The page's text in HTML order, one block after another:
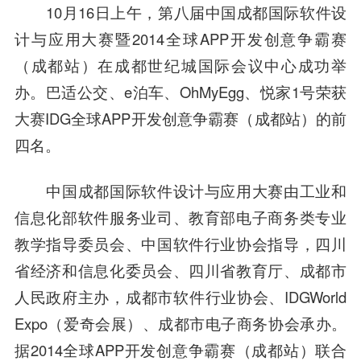
10月16日上午，第八届中国成都国际软件设
计与应用大赛暨2014全球APP开发创意争霸赛
（成都站）在成都世纪城国际会议中心成功举
办。巴适公交、e泊车、OhMyEgg、悦家1号荣获
大赛IDG全球APP开发创意争霸赛（成都站）的前
四名。
中国成都国际软件设计与应用大赛由工业和
信息化部软件服务业司、教育部电子商务类专业
教学指导委员会、 中国软件行业协会指导，四川
省经济和信息化委员会、四川省教育厅、成都市
人民政府主办，成都市软件行业协会、 IDGWorld
Expo（爱奇会展）、成都市电子商务协会承办。
据2014全球APP开发创意争霸赛（成都站）联合